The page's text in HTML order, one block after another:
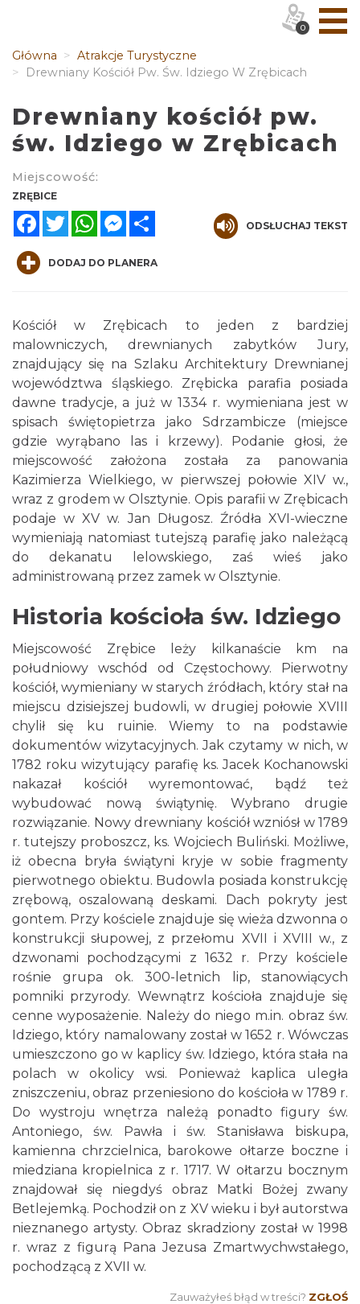
Główna
Atrakcje Turystyczne
Drewniany Kościół Pw. Św. Idziego W Zrębicach
Drewniany kościół pw.
św. Idziego w Zrębicach
Miejscowość:
ZRĘBICE
FacebookTwitterWhatsAppMessenger
ODSŁUCHAJ TEKST
DODAJ DO PLANERA
Kościół w Zrębicach to jeden z bardziej
malowniczych, drewnianych zabytków Jury,
znajdujący się na Szlaku Architektury Drewnianej
województwa śląskiego. Zrębicka parafia posiada
dawne tradycje, a już w 1334 r. wymieniana jest w
spisach świętopietrza jako Sdrzambicze (miejsce
gdzie wyrąbano las i krzewy). Podanie głosi, że
miejscowość założona została za panowania
Kazimierza Wielkiego, w pierwszej połowie XIV w.,
wraz z grodem w Olsztynie. Opis parafii w Zrębicach
podaje w XV w. Jan Długosz. Źródła XVI-wieczne
wymieniają natomiast tutejszą parafię jako należącą
do dekanatu lelowskiego, zaś wieś jako
administrowaną przez zamek w Olsztynie.
Historia kościoła św. Idziego
Miejscowość Zrębice leży kilkanaście km na
południowy wschód od Częstochowy. Pierwotny
kościół, wymieniany w starych źródłach, który stał na
miejscu dzisiejszej budowli, w drugiej połowie XVIII
chylił się ku ruinie. Wiemy to na podstawie
dokumentów wizytacyjnych. Jak czytamy w nich, w
1782 roku wizytujący parafię ks. Jacek Kochanowski
nakazał kościół wyremontować, bądź też
wybudować nową świątynię. Wybrano drugie
rozwiązanie. Nowy drewniany kościół wzniósł w 1789
r. tutejszy proboszcz, ks. Wojciech Buliński. Możliwe,
iż obecna bryła świątyni kryje w sobie fragmenty
pierwotnego obiektu. Budowla posiada konstrukcję
zrębową, oszalowaną deskami. Dach pokryty jest
gontem. Przy kościele znajduje się wieża dzwonna o
konstrukcji słupowej, z przełomu XVII i XVIII w., z
dzwonami pochodzącymi z 1632 r. Przy kościele
rośnie grupa ok. 300-letnich lip, stanowiących
pomniki przyrody. Wewnątrz kościoła znajduje się
cenne wyposażenie. Należy do niego m.in. obraz św.
Idziego, który namalowany został w 1652 r. Wówczas
umieszczono go w kaplicy św. Idziego, która stała na
polach w okolicy wsi. Ponieważ kaplica uległa
zniszczeniu, obraz przeniesiono do kościoła w 1789 r.
Do wystroju wnętrza należą ponadto figury św.
Antoniego, św. Pawła i św. Stanisława biskupa,
kamienna chrzcielnica, barokowe ołtarze boczne i
miedziana kropielnica z r. 1717. W ołtarzu bocznym
znajdował się niegdyś obraz Matki Bożej zwany
Betlejemką. Pochodził on z XV wieku i był autorstwa
nieznanego artysty. Obraz skradziony został w 1998
r. wraz z figurą Pana Jezusa Zmartwychwstałego,
pochodzącą z XVII w.
Zauważyłeś błąd w treści? ZGŁOŚ
0